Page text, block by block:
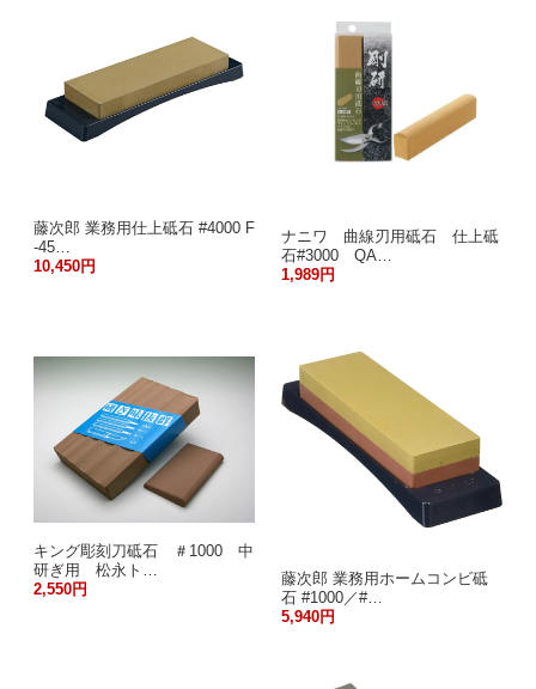
藤次郎 業務用仕上砥石 #4000 F
-45…
10,450円
ナニワ 曲線刃用砥石 仕上砥
石#3000 QA…
1,989円
キング彫刻刀砥石 ＃1000 中
研ぎ用 松永ト…
2,550円
藤次郎 業務用ホームコンビ砥
石 #1000／#…
5,940円